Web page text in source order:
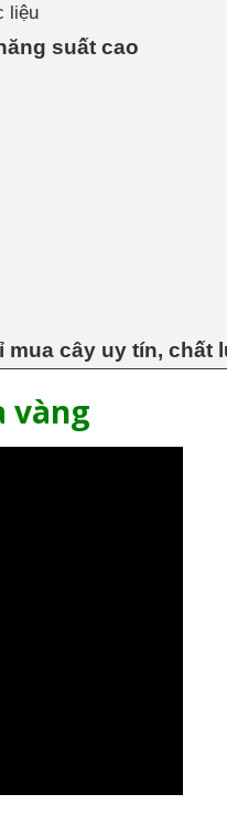
liệu
suất cao
mua cây uy tín, chất
vàng